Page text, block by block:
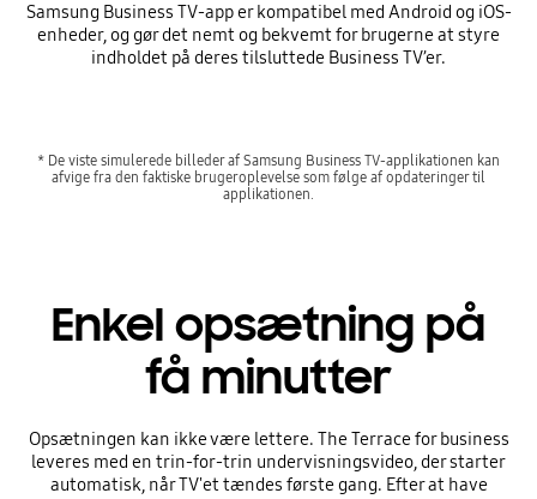
Samsung Business TV-app er kompatibel med Android og iOS-
enheder, og gør det nemt og bekvemt for brugerne at styre
indholdet på deres tilsluttede Business TV’er.
* De viste simulerede billeder af Samsung Business TV-applikationen kan
afvige fra den faktiske brugeroplevelse som følge af opdateringer til
applikationen.
Enkel opsætning på
få minutter
Opsætningen kan ikke være lettere. The Terrace for business
leveres med en trin-for-trin undervisningsvideo, der starter
automatisk, når TV'et tændes første gang. Efter at have